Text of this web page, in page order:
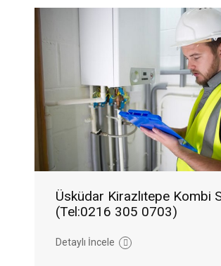
Üsküdar Kirazlıtepe Kombi
(Tel:0216 305 0703)
Detaylı İncele